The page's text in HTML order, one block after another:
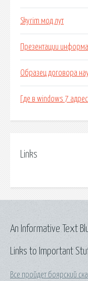
Skyrim мод лут
Презентации
Образец договора
Где в windows 7
Links
Links to Important
Все пройдет боярский
An Informative Text